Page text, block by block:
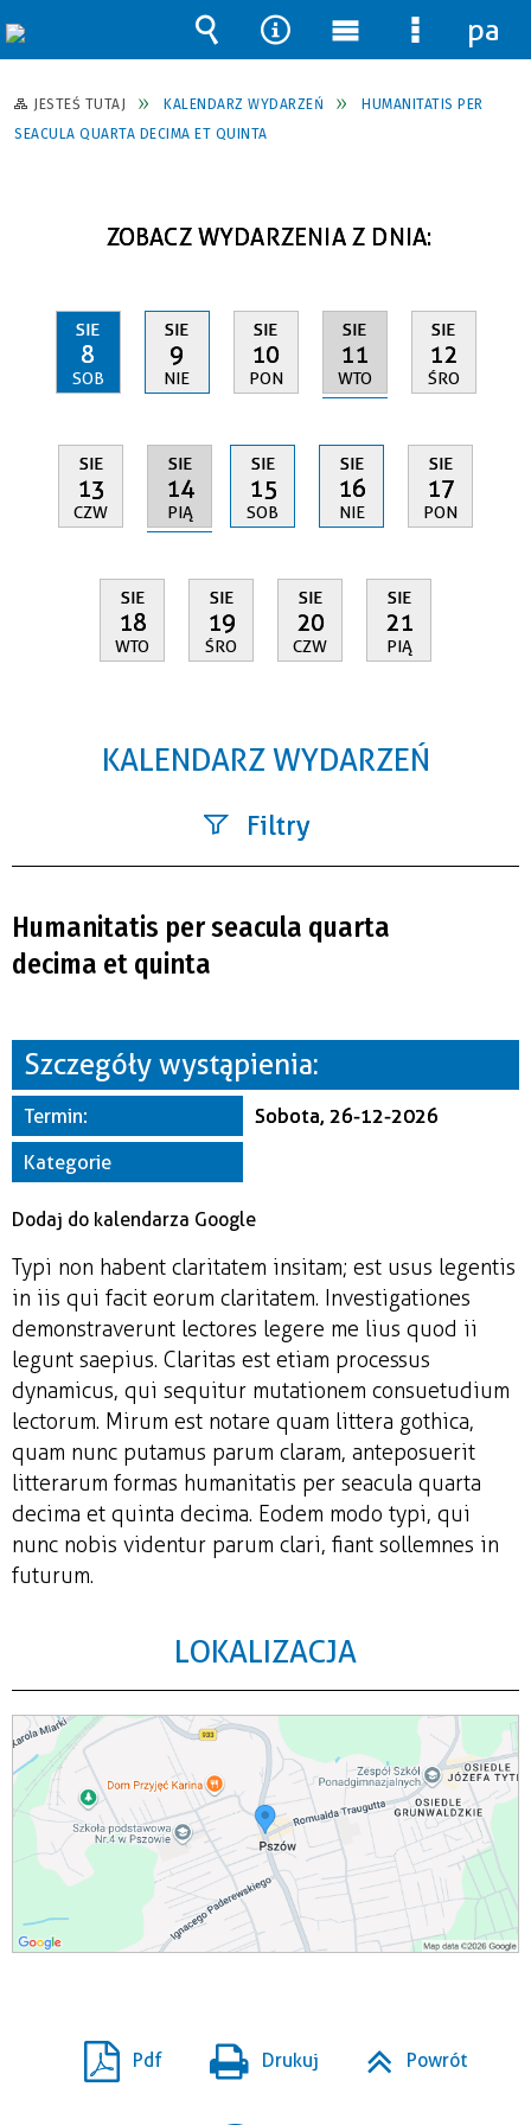
JESTEŚ TUTAJ KALENDARZ WYDARZEŃ
HUMANITATIS PER
SEACULA QUARTA DECIMA ET QUINTA
ZOBACZ WYDARZENIA Z DNIA:
SIE
8
SOB
SIE
9
NIE
SIE
10
PON
SIE
11
WTO
SIE
12
ŚRO
SIE
13
CZW
SIE
14
PIĄ
SIE
15
SOB
SIE
16
NIE
SIE
17
PON
SIE
18
WTO
SIE
19
ŚRO
SIE
20
CZW
SIE
21
PIĄ
KALENDARZ WYDARZEŃ
Filtry
—
Miejsce
Organizator
Humanitatis per seacula quarta
decima et quinta
Szczegóły wystąpienia:
Termin:
Sobota, 26-12-2026
Kategorie
Dodaj do kalendarza Google
Typi non habent claritatem insitam; est usus legentis
in iis qui facit eorum claritatem. Investigationes
demonstraverunt lectores legere me lius quod ii
legunt saepius. Claritas est etiam processus
dynamicus, qui sequitur mutationem consuetudium
lectorum. Mirum est notare quam littera gothica,
quam nunc putamus parum claram, anteposuerit
litterarum formas humanitatis per seacula quarta
decima et quinta decima. Eodem modo typi, qui
nunc nobis videntur parum clari, fiant sollemnes in
futurum.
LOKALIZACJA
Pdf Drukuj Powrót
Wyszukiwarka
Narzędzia
Menu
główne
Menu